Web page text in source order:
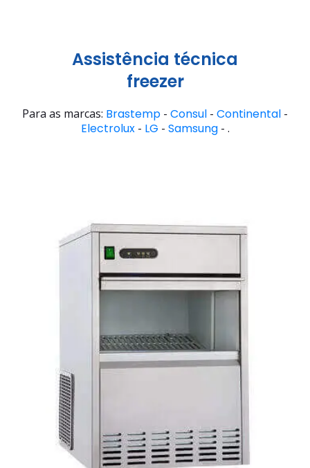
Assistência técnica
freezer
Para as marcas: Brastemp - Consul - Continental -
Electrolux- LG - Samsung- .